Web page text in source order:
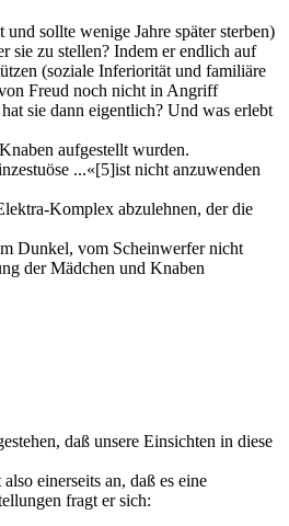
sollte wenige Jahre später sterben)
sie zu stellen? Indem er endlich auf
(soziale Inferiorität und familiäre
Freud noch nicht in Angriff
sie dann eigentlich? Und was erlebt
aufgestellt wurden.
...«[5]ist nicht anzuwenden
Komplex abzulehnen, der die
Dunkel, vom Scheinwerfer nicht
der Mädchen und Knaben
daß unsere Einsichten in diese
einerseits an, daß es eine
fragt er sich: